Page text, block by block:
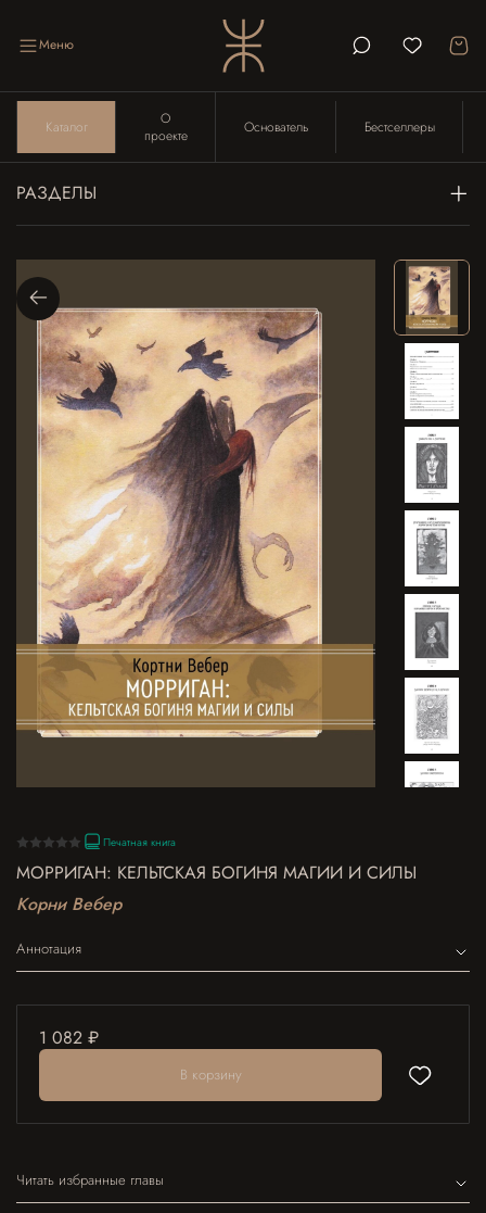
Меню
Каталог
О
проекте
Основатель Бестселлеры
РАЗДЕЛЫ
Печатная книга
МОРРИГАН: КЕЛЬТСКАЯ БОГИНЯ МАГИИ И СИЛЫ
Корни Вебер
Аннотация
1 082 ₽
В корзину
Читать избранные главы